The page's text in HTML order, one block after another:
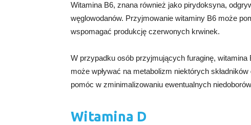
Witamina B6, znana również jako pirydoksyna,
węglowodanów. Przyjmowanie witaminy B6 może
wspomagać produkcję czerwonych krwinek.
W przypadku osób przyjmujących furaginę,
może wpływać na metabolizm niektórych
pomóc w zminimalizowaniu ewentualnych
Witamina D